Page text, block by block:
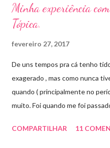
Minha experiência
Tópica.
fevereiro 27, 2017
De uns tempos pra cá tenho
exagerado , mas como nunca
quando ( principalmente no
muito. Foi quando me foi
uma consulta com o
COMPARTILHAR 11